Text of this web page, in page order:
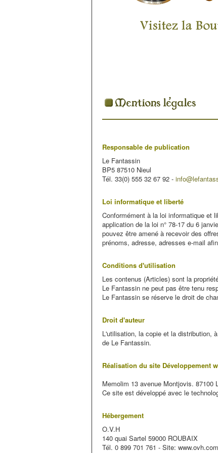
Responsable de publication
Le Fantassin
BP5 87510 Nieul
Tél. 33(0) 555 32 67 92 -
Loi informatique et liberté
Conformément à la loi informatique et
application de la loi n° 78-17 du 6
pouvez être amené à recevoir des
prénoms, adresse, adresses e-mail
Conditions d'utilisation
Les contenus (Articles) sont la
Le Fantassin ne peut pas être tenu
Le Fantassin se réserve le droit de
Droit d'auteur
L'utilisation, la copie et la distribution,
de Le Fantassin.
Réalisation du site Développement
Memolim 13 avenue Montjovis. 87100
Ce site est développé avec le
Hébergement
O.V.H
140 quai Sartel 59000 ROUBAIX
Tél. 0 899 701 761 - Site: www.ovh.com